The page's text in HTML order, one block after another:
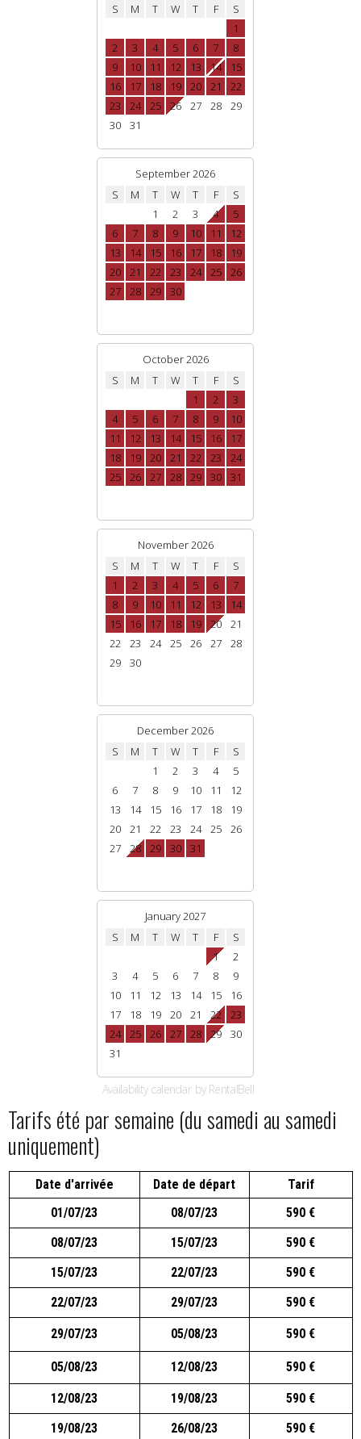
Tarifs été par semaine (du samedi au samedi
uniquement)
Date d'arrivée Date de départ
Tarif
01/07/23
08/07/23
590 €
08/07/23
15/07/23
590 €
15/07/23
22/07/23
590 €
22/07/23
29/07/23 590 €
29/07/23 05/08/23 590 €
05/08/23 12/08/23 590 €
12/08/23 19/08/23
590 €
19/08/23
26/08/23
590 €